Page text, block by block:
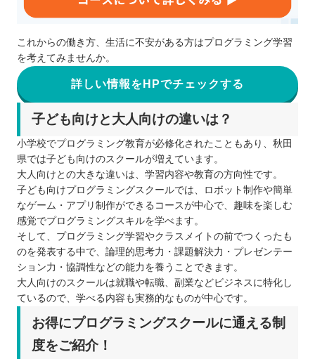
これからの働き方、生活に不安がある方はプログラミング学習
を考えてみませんか。
詳しい情報をHPでチェックする
子ども向けと大人向けの違いは？
小学校でプログラミング教育が必修化されたこともあり、秋田
県では子ども向けのスクールが増えています。
大人向けとの大きな違いは、学習内容や教育の方向性です。
子ども向けプログラミングスクールでは、ロボット制作や簡単
なゲーム・アプリ制作ができるコースが中心で、趣味を楽しむ
感覚でプログラミングスキルを学べます。
そして、プログラミング学習やクラスメイトの前でつくったも
のを発表する中で、論理的思考力・課題解決力・プレゼンテー
ション力・協調性などの能力を養うことできます。
大人向けのスクールは就職や転職、副業などビジネスに特化し
ているので、学べる内容も実務的なものが中心です。
お得にプログラミングスクールに通える制
度をご紹介！